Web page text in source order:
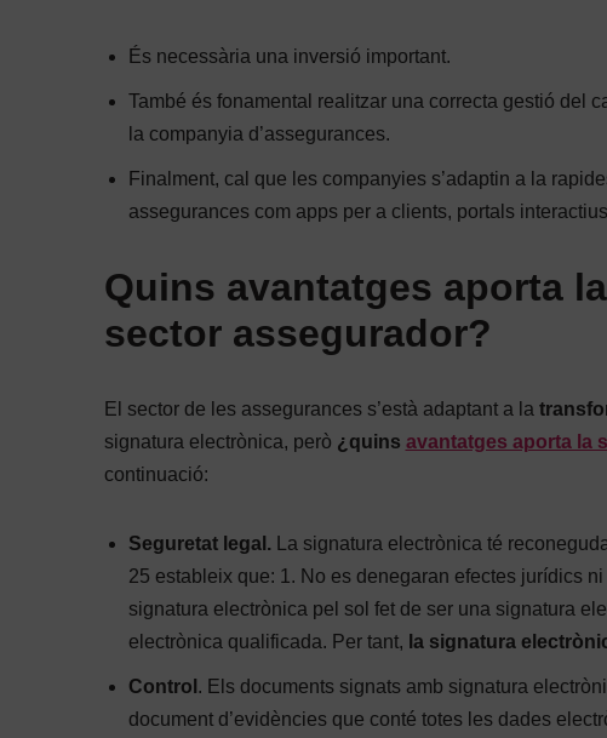
És necessària una inversió important.
També és fonamental realitzar una correcta gestió del
la companyia d’assegurances.
Finalment, cal que les companyies s’adaptin a la
assegurances com apps per a clients, portals
Quins avantatges aporta
sector assegurador?
El sector de les assegurances s’està adaptant a la
signatura electrònica, però ¿quins avantatges aporta la
continuació:
Seguretat legal. La signatura electrònica té
25 estableix que: 1. No es denegaran efectes jurídics
signatura electrònica pel sol fet de ser una signatura
electrònica qualificada. Per tant, la signatura
Control . Els documents signats amb signatura
document d’evidències que conté totes les dades